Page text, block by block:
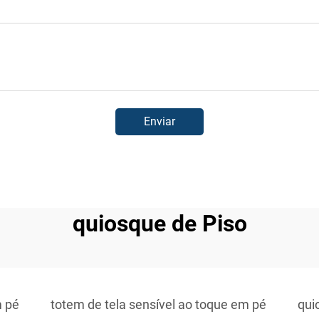
Enviar
quiosque de Piso
pé totem de tela sensível ao toque em pé